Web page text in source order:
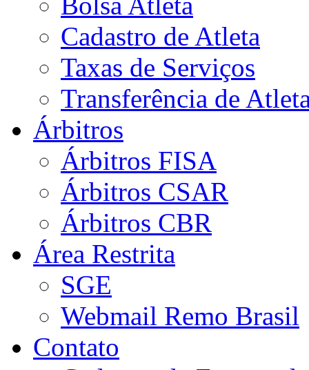
Cadastro de Atleta
Taxas de Serviços
Transferência de
Árbitros
Árbitros FISA
Árbitros CSAR
Árbitros CBR
Área Restrita
SGE
Webmail Remo Brasil
Contato